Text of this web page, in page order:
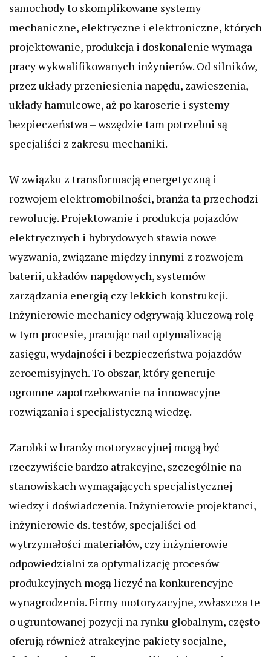
samochody to skomplikowane systemy
mechaniczne, elektryczne i elektroniczne, których
projektowanie, produkcja i doskonalenie wymaga
pracy wykwalifikowanych inżynierów. Od silników,
przez układy przeniesienia napędu, zawieszenia,
układy hamulcowe, aż po karoserie i systemy
bezpieczeństwa – wszędzie tam potrzebni są
specjaliści z zakresu mechaniki.
W związku z transformacją energetyczną i
rozwojem elektromobilności, branża ta przechodzi
rewolucję. Projektowanie i produkcja pojazdów
elektrycznych i hybrydowych stawia nowe
wyzwania, związane między innymi z rozwojem
baterii, układów napędowych, systemów
zarządzania energią czy lekkich konstrukcji.
Inżynierowie mechanicy odgrywają kluczową rolę
w tym procesie, pracując nad optymalizacją
zasięgu, wydajności i bezpieczeństwa pojazdów
zeroemisyjnych. To obszar, który generuje
ogromne zapotrzebowanie na innowacyjne
rozwiązania i specjalistyczną wiedzę.
Zarobki w branży motoryzacyjnej mogą być
rzeczywiście bardzo atrakcyjne, szczególnie na
stanowiskach wymagających specjalistycznej
wiedzy i doświadczenia. Inżynierowie projektanci,
inżynierowie ds. testów, specjaliści od
wytrzymałości materiałów, czy inżynierowie
odpowiedzialni za optymalizację procesów
produkcyjnych mogą liczyć na konkurencyjne
wynagrodzenia. Firmy motoryzacyjne, zwłaszcza te
o ugruntowanej pozycji na rynku globalnym, często
oferują również atrakcyjne pakiety socjalne,